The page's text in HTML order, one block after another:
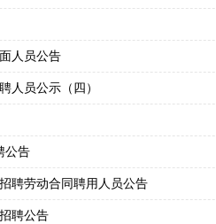
人员公告
人员公示（四）
公告
聘劳动合同聘用人员公告
聘公告